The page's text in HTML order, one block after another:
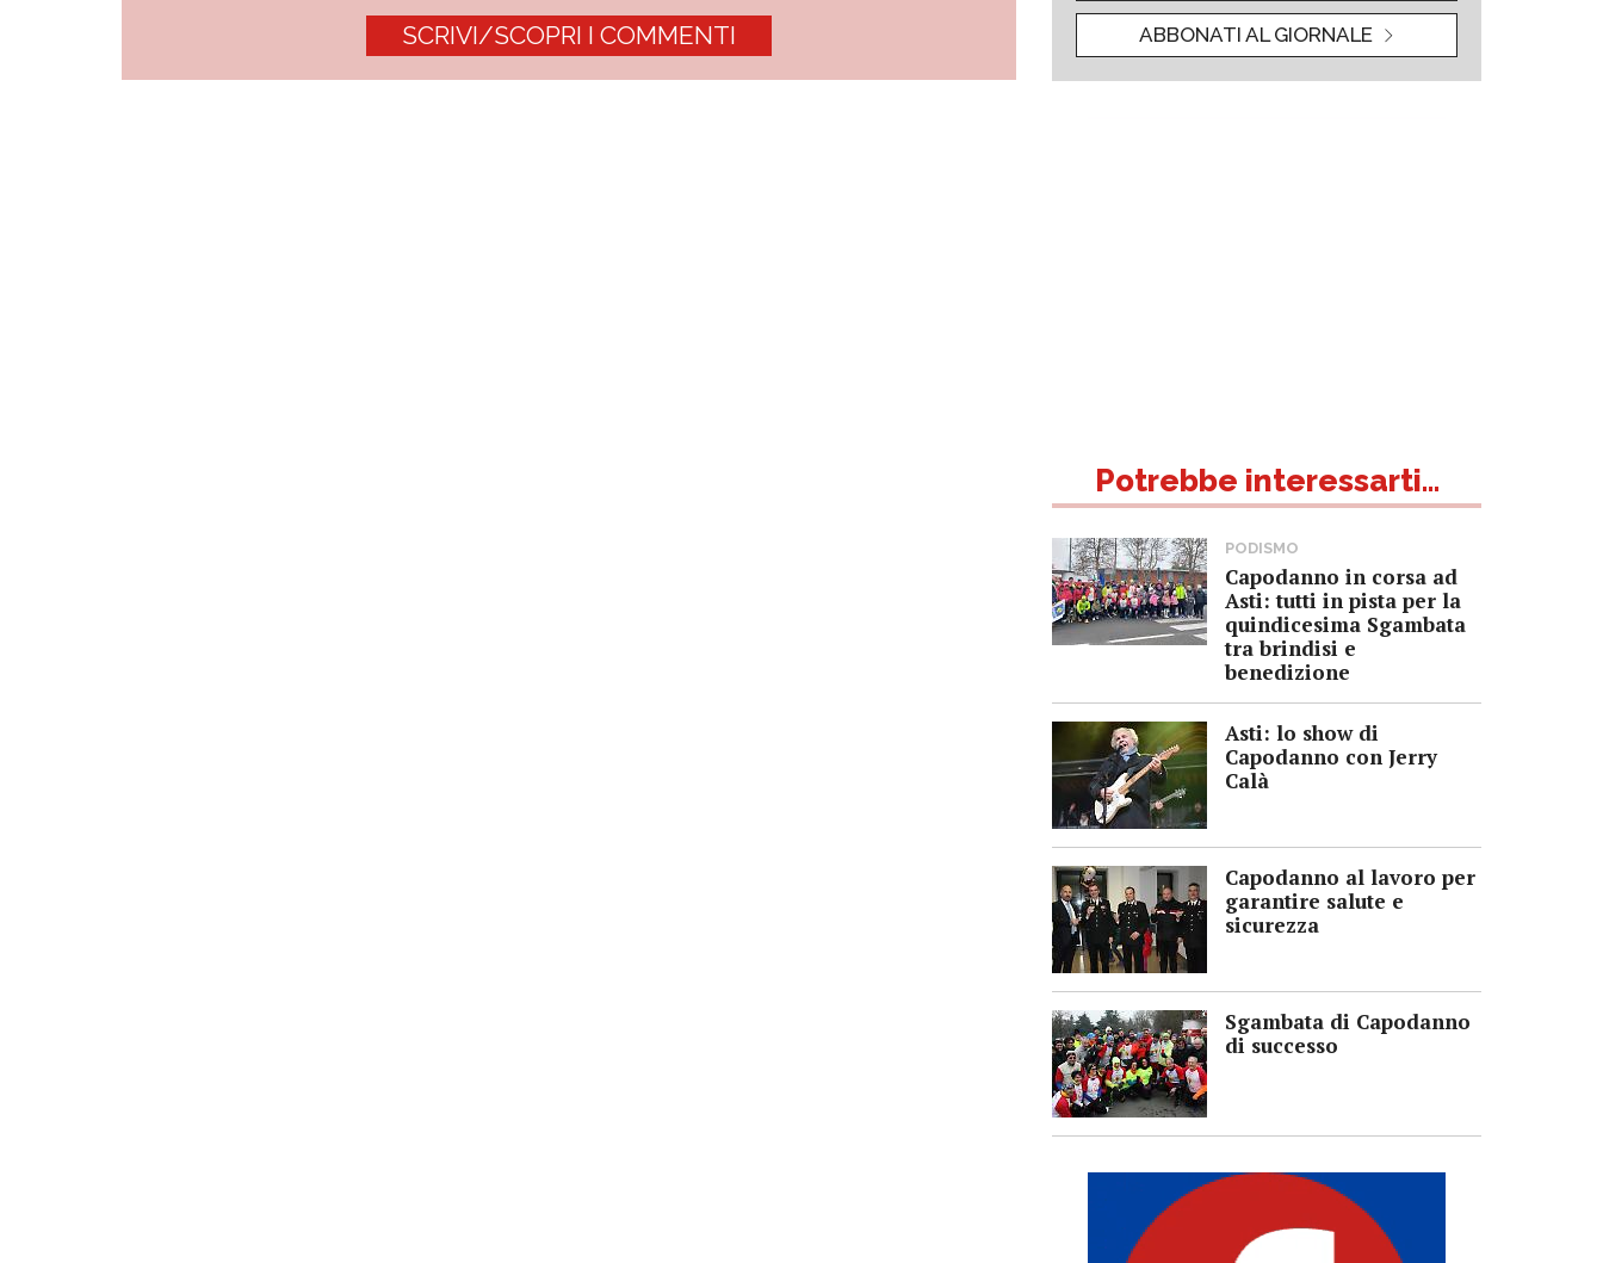
SCRIVI/SCOPRI I COMMENTI ABBONATI AL GIORNALE
Potrebbe interessarti...
PODISMO
Capodanno in corsa ad
Asti: tutti in pista per la
quindicesima Sgambata
tra brindisi e
benedizione
Asti: lo show di
Capodanno con Jerry
Calà
Capodanno al lavoro per
garantire salute e
sicurezza
Sgambata di Capodanno
di successo